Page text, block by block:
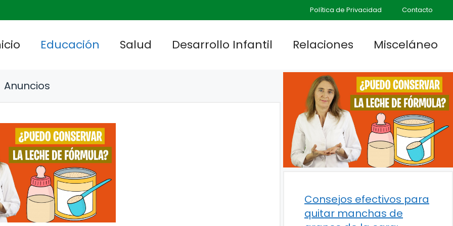
Política de Privacidad Contacto
Educación Salud Desarrollo Infantil Relaciones Misceláneo
Anuncios
Consejos efectivos para
quitar manchas de